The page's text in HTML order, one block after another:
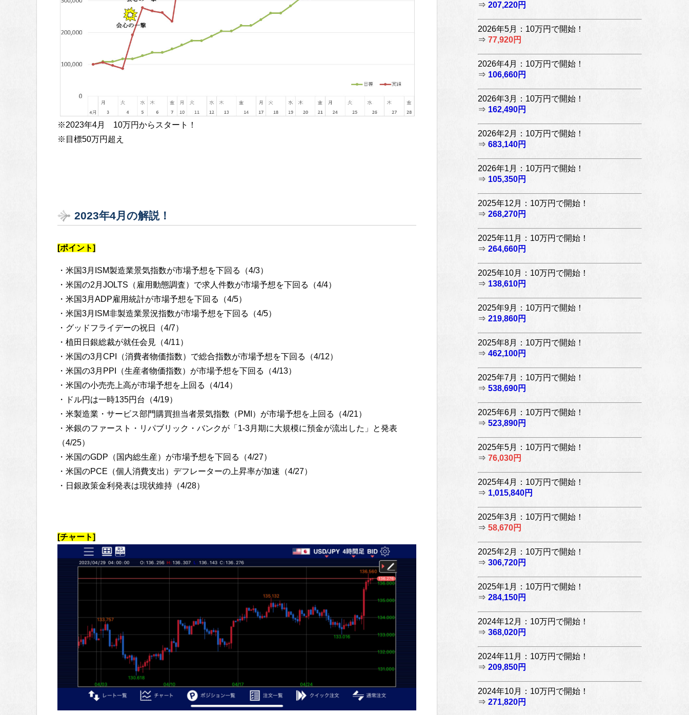
※2023年4月 10万円からスタート！
※目標50万円超え
2023年4月の解説！
[ポイント]
・米国3月ISM製造業景気指数が市場予想を下回る（4/3）
・米国の2月JOLTS（雇用動態調査）で求人件数が市場予想を下回る（4/4）
・米国3月ADP雇用統計が市場予想を下回る（4/5）
・米国3月ISM非製造業景況指数が市場予想を下回る（4/5）
・グッドフライデーの祝日（4/7）
・植田日銀総裁が就任会見（4/11）
・米国の3月CPI（消費者物価指数）で総合指数が市場予想を下回る（4/12）
・米国の3月PPI（生産者物価指数）が市場予想を下回る（4/13）
・米国の小売売上高が市場予想を上回る（4/14）
・ドル円は一時135円台（4/19）
・米製造業・サービス部門購買担当者景気指数（PMI）が市場予想を上回る（4/21）
・米銀のファースト・リパブリック・バンクが「1-3月期に大規模に預金が流出した」と発表
（4/25）
・米国のGDP（国内総生産）が市場予想を下回る（4/27）
・米国のPCE（個人消費支出）デフレーターの上昇率が加速（4/27）
・日銀政策金利発表は現状維持（4/28）
[チャート]
⇒ 207,220円
2026年5月：10万円で開始！
⇒ 77,920円
2026年4月：10万円で開始！
⇒ 106,660円
2026年3月：10万円で開始！
⇒ 162,490円
2026年2月：10万円で開始！
⇒ 683,140円
2026年1月：10万円で開始！
⇒ 105,350円
2025年12月：10万円で開始！
⇒ 268,270円
2025年11月：10万円で開始！
⇒ 264,660円
2025年10月：10万円で開始！
⇒ 138,610円
2025年9月：10万円で開始！
⇒ 219,860円
2025年8月：10万円で開始！
⇒ 462,100円
2025年7月：10万円で開始！
⇒ 538,690円
2025年6月：10万円で開始！
⇒ 523,890円
2025年5月：10万円で開始！
⇒ 76,030円
2025年4月：10万円で開始！
⇒ 1,015,840円
2025年3月：10万円で開始！
⇒ 58,670円
2025年2月：10万円で開始！
⇒ 306,720円
2025年1月：10万円で開始！
⇒ 284,150円
2024年12月：10万円で開始！
⇒ 368,020円
2024年11月：10万円で開始！
⇒ 209,850円
2024年10月：10万円で開始！
⇒ 271,820円